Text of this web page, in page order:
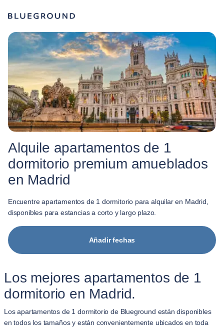
Alquile apartamentos de 1
dormitorio premium amueblados
en Madrid
Encuentre apartamentos de 1 dormitorio para alquilar en Madrid,
disponibles para estancias a corto y largo plazo.
Añadir fechas
Los mejores apartamentos de 1
dormitorio en Madrid.
Los apartamentos de 1 dormitorio de Blueground están disponibles
en todos los tamaños y están convenientemente ubicados en toda